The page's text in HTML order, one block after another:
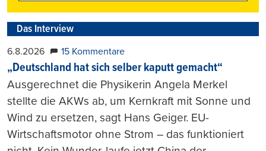
Das Interview
6.8.2026 15 Kommentare
„Deutschland hat sich selber kaputt gemacht“
Ausgerechnet die Physikerin Angela Merkel
stellte die AKWs ab, um Kernkraft mit Sonne und
Wind zu ersetzen, sagt Hans Geiger. EU-
Wirtschaftsmotor ohne Strom – das funktioniert